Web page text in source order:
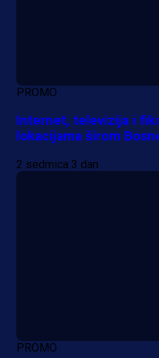
PROMO
Internet, televizija i
lokacijama širom
2 sedmica 3 dan
PROMO